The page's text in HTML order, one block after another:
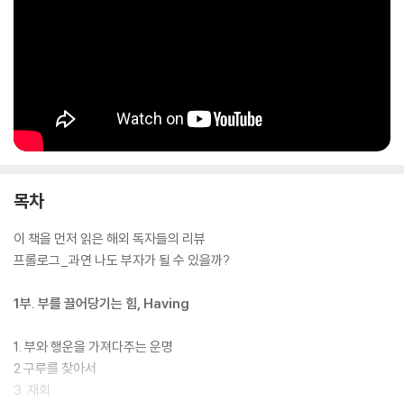
목차
이 책을 먼저 읽은 해외 독자들의 리뷰
프롤로그_과연 나도 부자가 될 수 있을까?
1부. 부를 끌어당기는 힘, Having
1. 부와 행운을 가져다주는 운명
2.ㅤ구루를 찾아서
3. 재회